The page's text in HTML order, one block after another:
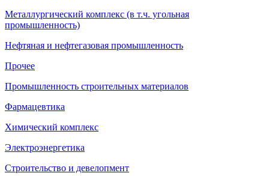
Металлургический комплекс (в т.ч. угольная
промышленность)
Нефтяная и нефтегазовая промышленность
Прочее
Промышленность строительных материалов
Фармацевтика
Химический комплекс
Электроэнергетика
Строительство и девелопмент